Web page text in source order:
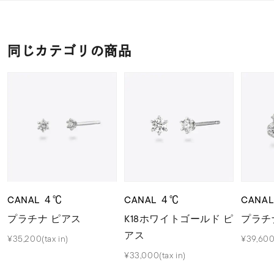
同じカテゴリの商品
CANAL ４℃
プラチナ ピアス
¥35,200(tax in)
CANAL ４℃
K18ホワイトゴールド ピ
アス
¥33,000(tax in)
プラ